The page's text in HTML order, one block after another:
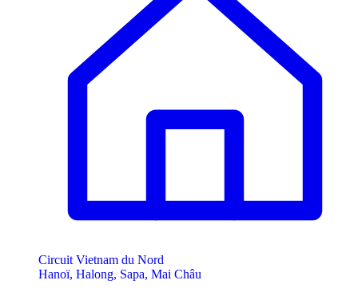
Circuit Vietnam du Nord
Hanoï, Halong, Sapa, Mai Châu